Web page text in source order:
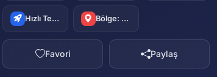
Hızlı Teslimat Bölge: Türkiye
Favori Paylaş